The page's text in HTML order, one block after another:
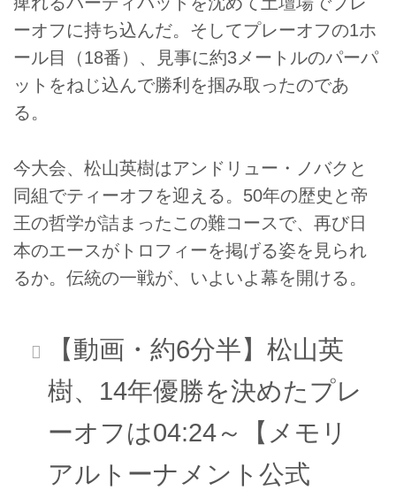
ーオフに持ち込んだ。そしてプレーオフの1ホ
ール目（18番）、見事に約3メートルのパーパ
ットをねじ込んで勝利を掴み取ったのであ
る。
今大会、松山英樹はアンドリュー・ノバクと
同組でティーオフを迎える。50年の歴史と帝
王の哲学が詰まったこの難コースで、再び日
本のエースがトロフィーを掲げる姿を見られ
るか。伝統の一戦が、いよいよ幕を開ける。
【動画・約6分半】松山英
樹、14年優勝を決めたプレ
ーオフは04:24～【メモリ
アルトーナメント公式